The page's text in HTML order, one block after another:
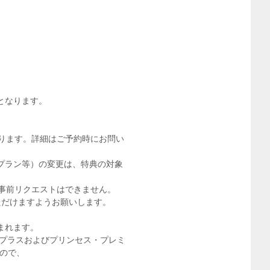
ります。
ます。詳細はご予約時にお問い
ン等）の変更は、特典の対象
リクエストはできません。
けますようお願いします。
ます。
ラスおよびプリンセス・プレミ
で、